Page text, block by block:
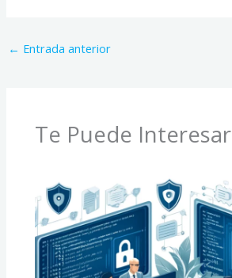
← Entrada anterior
Te Puede Interesar